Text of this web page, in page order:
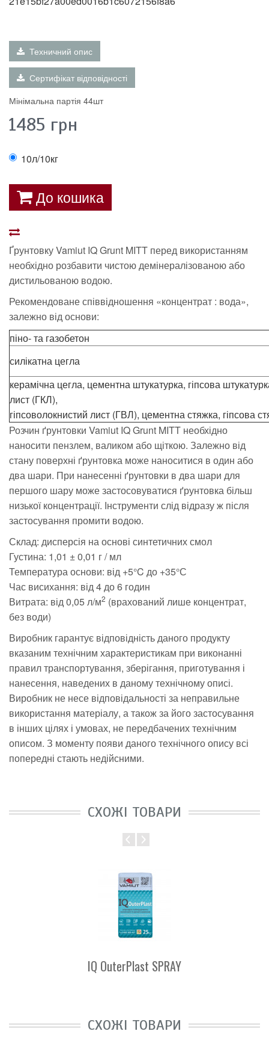
Техничний опис
Сертифікат відповідності
Мінімальна партія 44шт
1485 грн
10л/10кг
До кошика
Ґрунтовку Vamiut IQ Grunt MITT перед використанням
необхідно розбавити чистою демінералізованою або
дистильованою водою.
Рекомендоване співвідношення «концентрат : вода»,
залежно від основи:
піно- та газобетон
силікатна цегла
керамічна цегла, цементна штукатурка, гіпсова
лист (ГКЛ),
гіпсоволокнистий лист (ГВЛ), цементна стяжка, гіпсова
Розчин ґрунтовки Vamiut IQ Grunt MITT необхідно
наносити пензлем, валиком або щіткою. Залежно від
стану поверхні ґрунтовка може наноситися в один або
два шари. При нанесенні ґрунтовки в два шари для
першого шару може застосовуватися ґрунтовка більш
низької концентрації. Інструменти слід відразу ж після
застосування промити водою.
Склад: дисперсія на основі синтетичних смол
Густина: 1,01 ± 0,01 г / мл
Температура основи: від +5°C до +35°С
Час висихання: від 4 до 6 годин
Витрата: від 0,05 л/м2 (врахований лише концентрат,
без води)
Виробник гарантує відповідність даного продукту
вказаним технічним характеристикам при виконанні
правил транспортування, зберігання, приготування і
нанесення, наведених в даному технічному описі.
Виробник не несе відповідальності за неправильне
використання матеріалу, а також за його застосування
в інших цілях і умовах, не передбачених технічним
описом. З моменту появи даного технічного опису всі
попередні стають недійсними.
СХОЖІ ТОВАРИ
IQ OuterPlast SPRAY
СХОЖІ ТОВАРИ